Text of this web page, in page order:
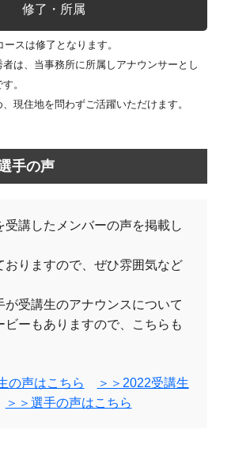
修了・所属
スは修了となります。
者は、当事務所に所属しアナウンサーとし
。
現住地を問わずご活躍いただけます。
手の声
受講したメンバーの声を掲載し
おりますので、ぜひ雰囲気など
が受講生のアナウンスについて
ビーもありますので、こちらも
の声はこちら
＞＞2022受講生
＞＞選手の声はこちら